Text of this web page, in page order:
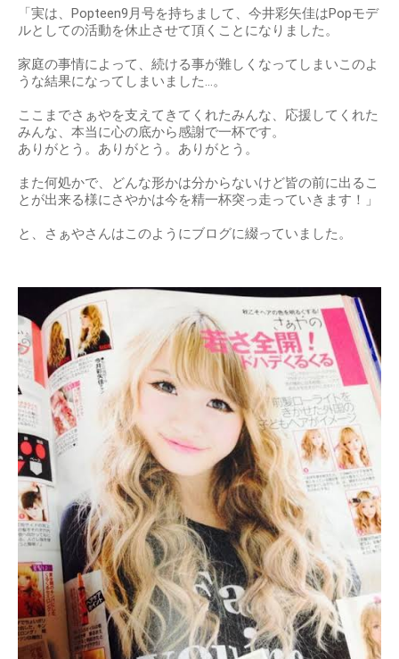
「実は、Popteen9月号を持ちまして、今井彩矢佳はPopモデ
ルとしての活動を休止させて頂くことになりました。
家庭の事情によって、続ける事が難しくなってしまいこのよ
うな結果になってしまいました…。
ここまでさぁやを支えてきてくれたみんな、応援してくれた
みんな、本当に心の底から感謝で一杯です。
ありがとう。ありがとう。ありがとう。
また何処かで、どんな形かは分からないけど皆の前に出るこ
とが出来る様にさやかは今を精一杯突っ走っていきます！」
と、さぁやさんはこのようにブログに綴っていました。